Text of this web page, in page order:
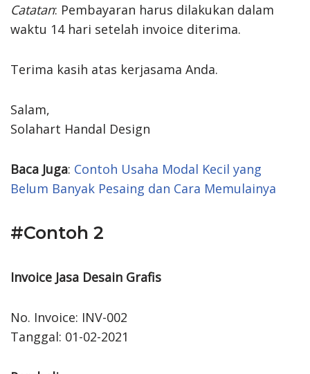
Catatan: Pembayaran harus dilakukan dalam
waktu 14 hari setelah invoice diterima.
Terima kasih atas kerjasama Anda.
Salam,
Solahart Handal Design
Baca Juga: Contoh Usaha Modal Kecil yang
Belum Banyak Pesaing dan Cara Memulainya
#Contoh 2
Invoice Jasa Desain Grafis
No. Invoice: INV-002
Tanggal: 01-02-2021